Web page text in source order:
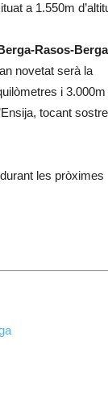
a 1.550m
Rasos-Berga
novetat serà la
i 3.000m
tocant
les pròximes